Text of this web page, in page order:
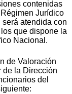
contenidas
Jurídico
atendida con
que dispone la
Nacional.
de Valoración
de la Dirección
del